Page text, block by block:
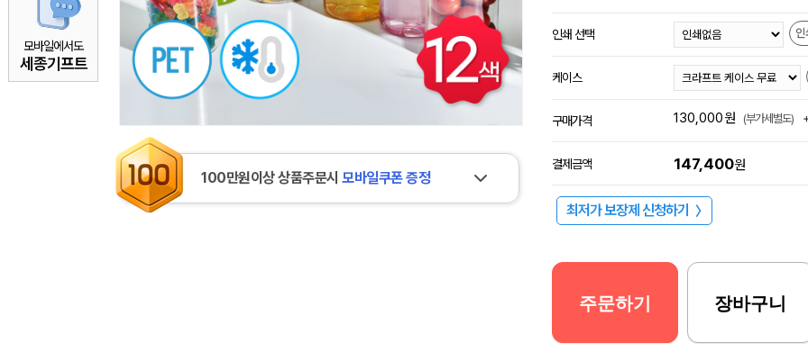
모바일에서도
세종기프트
100만원이상 상품주문시 모바일쿠폰 증정
인쇄 선택
케이스
구매가격 130,000원 (부가세별도)
결제금액 147,400원
최저가 보장제 신청하기 〉
주문하기 장바구니